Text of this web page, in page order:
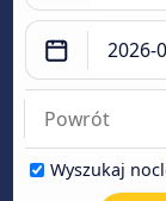
Wyszukaj